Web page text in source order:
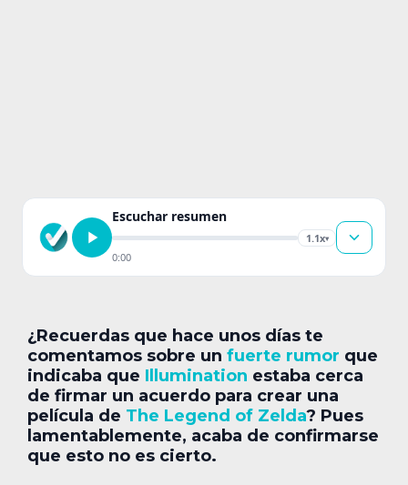
Escuchar resumen
1.1x▾
0:00
¿Recuerdas que hace unos días te
comentamos sobre un fuerte rumor que
indicaba que Illumination estaba cerca
de firmar un acuerdo para crear una
película de The Legend of Zelda? Pues
lamentablemente, acaba de confirmarse
que esto no es cierto.